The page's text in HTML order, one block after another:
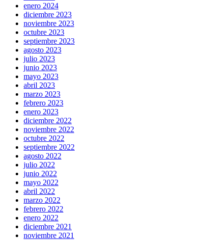
enero 2024
diciembre 2023
noviembre 2023
octubre 2023
septiembre 2023
agosto 2023
julio 2023
junio 2023
mayo 2023
abril 2023
marzo 2023
febrero 2023
enero 2023
diciembre 2022
noviembre 2022
octubre 2022
septiembre 2022
agosto 2022
julio 2022
junio 2022
mayo 2022
abril 2022
marzo 2022
febrero 2022
enero 2022
diciembre 2021
noviembre 2021